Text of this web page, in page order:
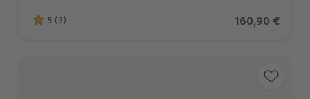
5 von 5 Sternen basierend auf 3 Bewertungen
5 (3) Aktueller
160,90 €